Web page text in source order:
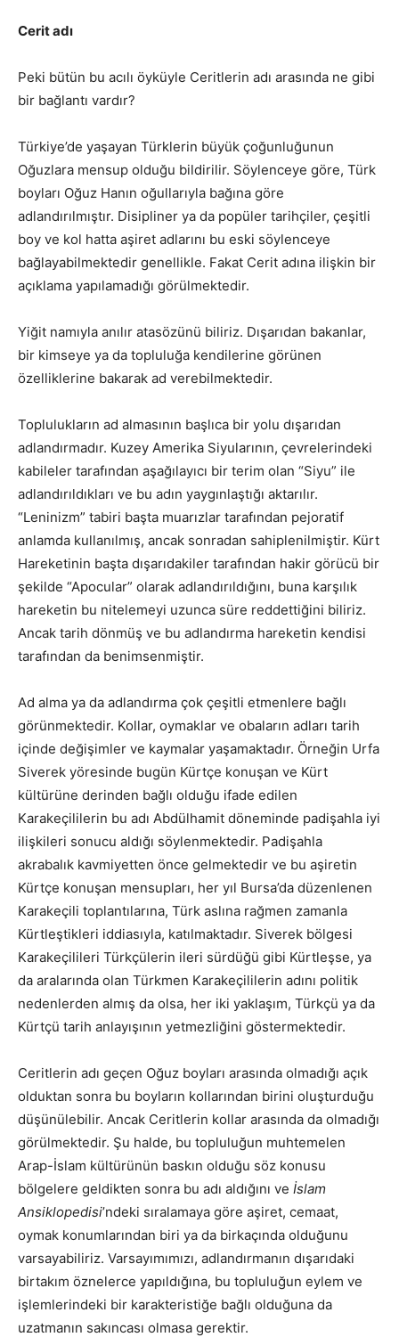
Cerit adı
Peki bütün bu acılı öyküyle Ceritlerin adı arasında ne gibi
bir bağlantı vardır?
Türkiye’de yaşayan Türklerin büyük çoğunluğunun
Oğuzlara mensup olduğu bildirilir. Söylenceye göre, Türk
boyları Oğuz Hanın oğullarıyla bağına göre
adlandırılmıştır. Disipliner ya da popüler tarihçiler, çeşitli
boy ve kol hatta aşiret adlarını bu eski söylenceye
bağlayabilmektedir genellikle. Fakat Cerit adına ilişkin bir
açıklama yapılamadığı görülmektedir.
Yiğit namıyla anılır atasözünü biliriz. Dışarıdan bakanlar,
bir kimseye ya da topluluğa kendilerine görünen
özelliklerine bakarak ad verebilmektedir.
Toplulukların ad almasının başlıca bir yolu dışarıdan
adlandırmadır. Kuzey Amerika Siyularının, çevrelerindeki
kabileler tarafından aşağılayıcı bir terim olan “Siyu” ile
adlandırıldıkları ve bu adın yaygınlaştığı aktarılır.
“Leninizm” tabiri başta muarızlar tarafından pejoratif
anlamda kullanılmış, ancak sonradan sahiplenilmiştir. Kürt
Hareketinin başta dışarıdakiler tarafından hakir görücü bir
şekilde “Apocular” olarak adlandırıldığını, buna karşılık
hareketin bu nitelemeyi uzunca süre reddettiğini biliriz.
Ancak tarih dönmüş ve bu adlandırma hareketin kendisi
tarafından da benimsenmiştir.
Ad alma ya da adlandırma çok çeşitli etmenlere bağlı
görünmektedir. Kollar, oymaklar ve obaların adları tarih
içinde değişimler ve kaymalar yaşamaktadır. Örneğin Urfa
Siverek yöresinde bugün Kürtçe konuşan ve Kürt
kültürüne derinden bağlı olduğu ifade edilen
Karakeçililerin bu adı Abdülhamit döneminde padişahla iyi
ilişkileri sonucu aldığı söylenmektedir. Padişahla
akrabalık kavmiyetten önce gelmektedir ve bu aşiretin
Kürtçe konuşan mensupları, her yıl Bursa’da düzenlenen
Karakeçili toplantılarına, Türk aslına rağmen zamanla
Kürtleştikleri iddiasıyla, katılmaktadır. Siverek bölgesi
Karakeçilileri Türkçülerin ileri sürdüğü gibi Kürtleşse, ya
da aralarında olan Türkmen Karakeçililerin adını politik
nedenlerden almış da olsa, her iki yaklaşım, Türkçü ya da
Kürtçü tarih anlayışının yetmezliğini göstermektedir.
Ceritlerin adı geçen Oğuz boyları arasında olmadığı açık
olduktan sonra bu boyların kollarından birini oluşturduğu
düşünülebilir. Ancak Ceritlerin kollar arasında da olmadığı
görülmektedir. Şu halde, bu topluluğun muhtemelen
Arap-İslam kültürünün baskın olduğu söz konusu
bölgelere geldikten sonra bu adı aldığını ve İslam
Ansiklopedisi’ndeki sıralamaya göre aşiret, cemaat,
oymak konumlarından biri ya da birkaçında olduğunu
varsayabiliriz. Varsayımımızı, adlandırmanın dışarıdaki
birtakım öznelerce yapıldığına, bu topluluğun eylem ve
işlemlerindeki bir karakteristiğe bağlı olduğuna da
uzatmanın sakıncası olmasa gerektir.